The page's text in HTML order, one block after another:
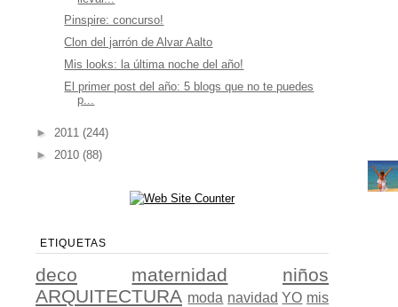
Pinspire: concurso!
Clon del jarrón de Alvar Aalto
Mis looks: la última noche del año!
El primer post del año: 5 blogs que no te puedes
p...
► 2011 (244)
► 2010 (88)
ETIQUETAS
deco maternidad
niños
ARQUITECTURA moda navidad YO mis